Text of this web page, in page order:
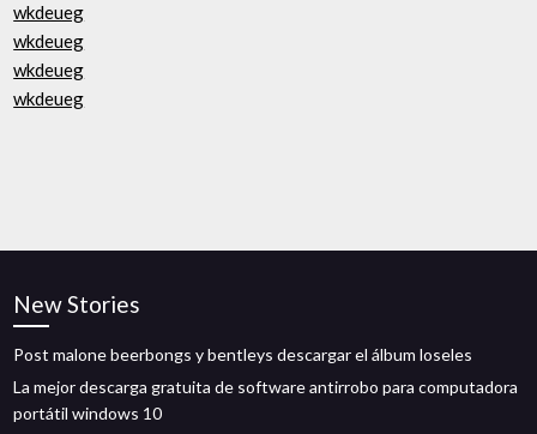
wkdeueg
wkdeueg
wkdeueg
wkdeueg
New Stories
Post malone beerbongs y bentleys descargar el álbum loseles
La mejor descarga gratuita de software antirrobo para computadora
portátil windows 10